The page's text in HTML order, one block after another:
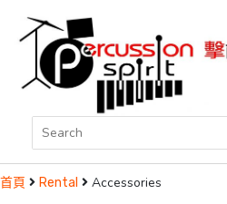
首頁 Rental Accessories